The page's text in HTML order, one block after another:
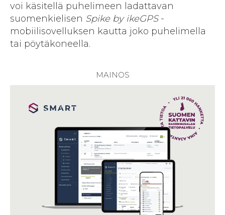
voi käsitellä puhelimeen ladattavan
suomenkielisen Spike by ikeGPS-
mobiilisovelluksen kautta joko puhelimella
tai pöytäkoneella.